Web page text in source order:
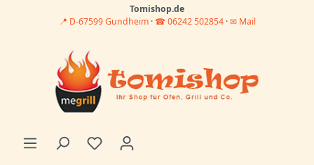
Tomishop.de
📍 D-67599 Gundheim · ☎ 06242 502854·✉ Mail